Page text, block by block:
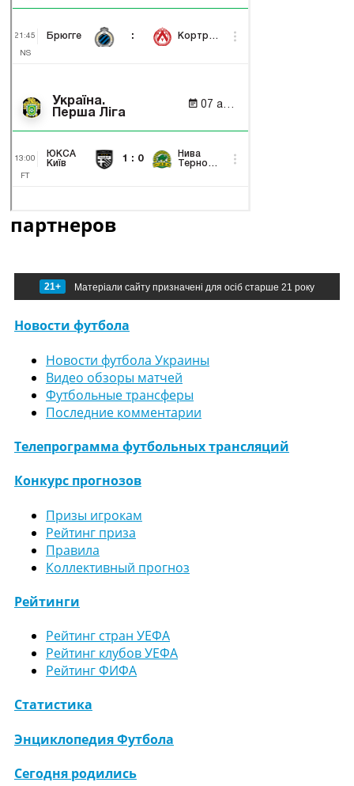
партнеров
21+ Матеріали сайту призначені для осіб старше 21 року
Новости футбола
Новости футбола Украины
Видео обзоры матчей
Футбольные трансферы
Последние комментарии
Телепрограмма футбольных трансляций
Конкурс прогнозов
Призы игрокам
Рейтинг приза
Правила
Коллективный прогноз
Рейтинги
Рейтинг стран УЕФА
Рейтинг клубов УЕФА
Рейтинг ФИФА
Статистика
Энциклопедия Футбола
Сегодня родились